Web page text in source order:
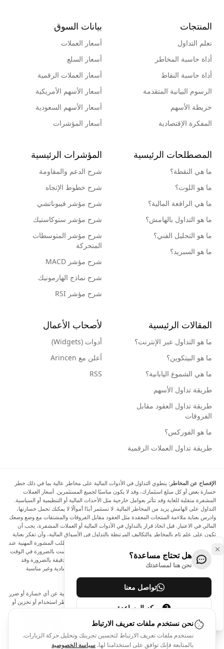
المنتجات
تعلم التداول
أداة حاسبة المخاطر
أداة حاسبة النقاط
الرسوم البيانية المتقدمة
خريطة الأسهم
المفكرة الإقتصادية
بيانات السوق
أسعار العملات
أسعار السلع
أسعار العملات الرقمية
أسعار الأسهم الأمريكية
أسعار الأسهم السعودية
أسعار المؤشرات
المصطلحات الرئيسية
ما هي النقطة؟
ما هو اللوت؟
ما هي الرافعة المالية؟
ما هو التداول بالهامش؟
ما هو التحليل الفني؟
ما هو السبريد؟
المؤشرات الرئيسية
شرح الدعم والمقاومة
شرح خطوط الإتجاه
شرح مؤشر فيبوناتشي
شرح مؤشر ستوكاستيك
شرح مؤشر المتوسطات
المتحركة
شرح مؤشر MACD
شرح نماذج الهارمونيك
شرح مؤشر RSI
المقالات الرئيسية
ما هو التداول عبر الإنترنت؟
ما هو البيتكوين؟
ما هي الشموع اليابانية؟
طريقة تداول الأسهم
طريقة تداول العقود مقابل
الفروقات
ما هو الفوركس؟
طريقة تداول العملات الرقمية
لأصحاب الأعمال
أدوات (Widgets)
أعلن مع Arincen
RSS
الإفصاح عن المخاطر: ينطوي التداول في الأدوات المالية على مخاطر عالية بما في ذلك خطر
خسارة بعض أو كل مبلغ استثمارك، وقد لا يكون مناسبًا لجميع المستثمرين. أسعار العملات
المشفرة متقلبة للغاية وقد تتأثر بعوامل خارجية مثل الأحداث المالية أو التنظيمية أو السياسية.
التداول على الهامش يزيد من المخاطر المالية. لا تستثمر أبدًا أموالًا لا يمكنك تحمل خسارتها،
وادرس بعناية ملاءمة المنتجات المعقدة مثل العقود مقابل الفروقات والمشتقات مع وضع وضعك
المالي في الاعتبار. قبل اتخاذ قرار بالتداول في الأدوات المالية أو العملات المشفرة، يجب أن
تكون على علم تام بالمخاطر والتكاليف المرتبطة بالتداول في الأسواق المالية، وأن تفكر بعناية
في أهدافك الاستثمارية ومستوى خبرتك ورغبتك في المخاطرة، وأن تطلب المشورة المهنية عند
الحاجة. تود Arincen أن تذكرك بأن البيانات الواردة في هذا الموقع ليست بالضرورة في الوقت
الفعلي وليست دقيقة. البيانات والأسعار الموجودة على الموقع ليست دقيقة بالضرورة وقد
تختلف عن السعر الفعلي في أي سوق معينة، مما يعني أن الأسعار إرشادية وغير مناسبة
لأغراض التداول.
لن يتحمل Arincen وأي مزود للبيانات الواردة في هذا الموقع المسؤولية عن أي خسارة أو ضرر
نتيجة لتداولك، أو اعتمادك على المعلومات الواردة في هذا الموقع. يحظر استخدام أو تخزين أو
إعادة إنتاج أو عرض أو تعديل أو نقل أو توزيع البيانات الموجودة في هذا الموقع دون الحصول
على إذن كتابي صريح مسبق من Arincen و/أو مزود البيانات. جميع حقوق الملكية الفكرية
محفوظة من قبل مقدمي الخدمة و/أو البورصة التي تقدم البيانات الواردة في هذا الموقع. قد
يتم تعويض Arincen من قبل المعلنين الذين يظهرون على الموقع، بناءً على تفاعلك مع
الإعلانات أو المعلنين.
هل تحتاج مساعدة؟
نحن هنا لمساعدتك
تواصل معنا
مركز المساعدة
نحن نستخدم ملفات تعريف الارتباط
نستخدم ملفات تعريف الارتباط لتحسين تجربتك وتحليل حركة الزيارات.
بالمتابعة فإنك توافق على استخدامنا لها. سياسة الخصوصية